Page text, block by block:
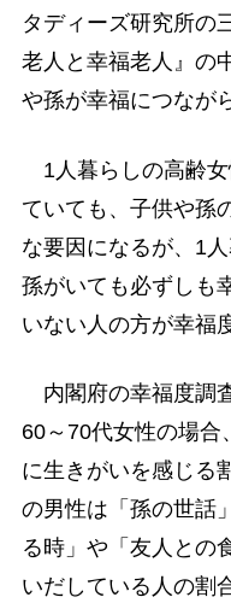
タディーズ研究所の
老人と幸福老人』の
や孫が幸福につなが
1人暮らしの高齢女
ていても、子供や孫
な要因になるが、1
孫がいても必ずしも
いない人の方が幸福
内閣府の幸福度調
60～70代女性の場合
に生きがいを感じる
の男性は「孫の世話
る時」や「友人との
いだしている人の割